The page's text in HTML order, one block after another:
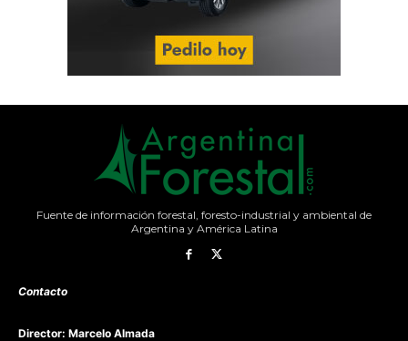
Fuente de información forestal, foresto-industrial y ambiental de
Argentina y América Latina
Contacto
Director: Marcelo Almada